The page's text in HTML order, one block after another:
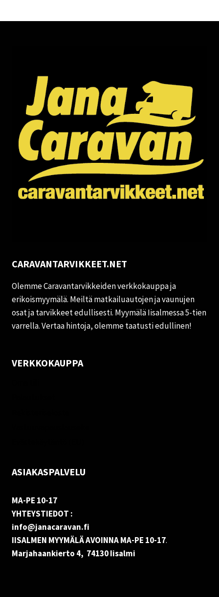
CARAVANTARVIKKEET.NET
Olemme Caravantarvikkeiden verkkokauppa ja
erikoismyymälä. Meiltä matkailuautojen ja vaunujen
osat ja tarvikkeet edullisesti. Myymälä Iisalmessa 5-tien
varrella. Vertaa hintoja, olemme taatusti edullinen!
VERKKOKAUPPA
ASIAKASPALVELU
MA-PE 10-17
YHTEYSTIEDOT :
info@janacaravan.fi
IISALMEN MYYMÄLÄ AVOINNA MA-PE 10-17.
Marjahaankierto 4, 74130 Iisalmi